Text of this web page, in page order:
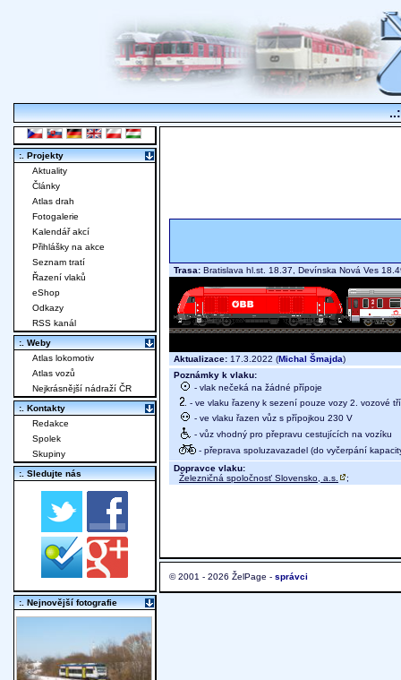
Trasa: Bratislava hl.st. 18.37, Devínska Nová Ves
Aktualizace: 17.3.2022 (Michal Šmajda)
Poznámky k vlaku:
- vlak nečeká na žádné přípoje
- ve vlaku řazeny k sezení pouze vozy 2. vozové
- ve vlaku řazen vůz s přípojkou 230 V
- vůz vhodný pro přepravu cestujících na vozíku
- přeprava spoluzavazadel (do vyčerpání
Dopravce vlaku:
Železničná spoločnosť Slovensko, a.s.
;
© 2001 - 2026 ŽelPage - správci
:. Projekty
Aktuality
Články
Atlas drah
Fotogalerie
Kalendář akcí
Přihlášky na akce
Seznam tratí
Řazení vlaků
eShop
Odkazy
RSS kanál
:. Weby
Atlas lokomotiv
Atlas vozů
Nejkrásnější nádraží ČR
:. Kontakty
Redakce
Spolek
Skupiny
:. Sledujte nás
:. Nejnovější fotografie